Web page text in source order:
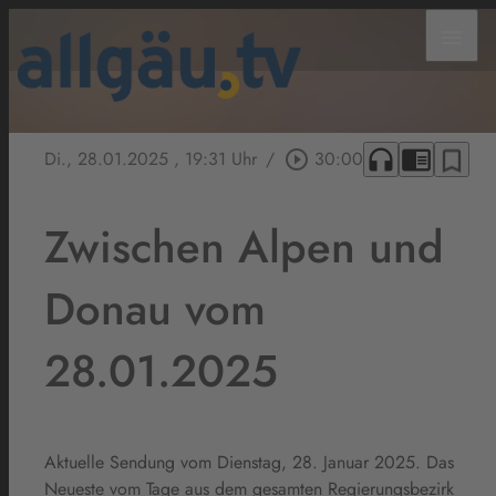
Di., 28.01.2025 , 19:31 Uhr / play_circle_outline 30:00 headphones chrome_reader_mode bookmark_border
Zwischen Alpen und
Donau vom
28.01.2025
Aktuelle Sendung vom Dienstag, 28. Januar 2025. Das
Neueste vom Tage aus dem gesamten Regierungsbezirk